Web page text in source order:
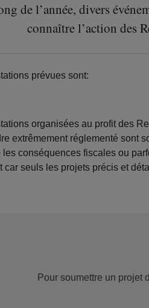
de l’année, divers
connaître l’action des
prévues sont:
organisées au profit des
extrêmement réglementé sont
les conséquences fiscales ou
car seuls les projets précis et
Pour soumettre un projet